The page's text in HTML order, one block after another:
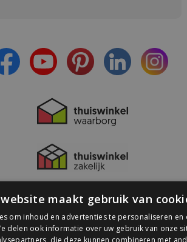
website maakt gebruik van
om inhoud en advertenties te personaliseren en
delen ook informatie over uw gebruik van onze
die deze kunnen combineren met